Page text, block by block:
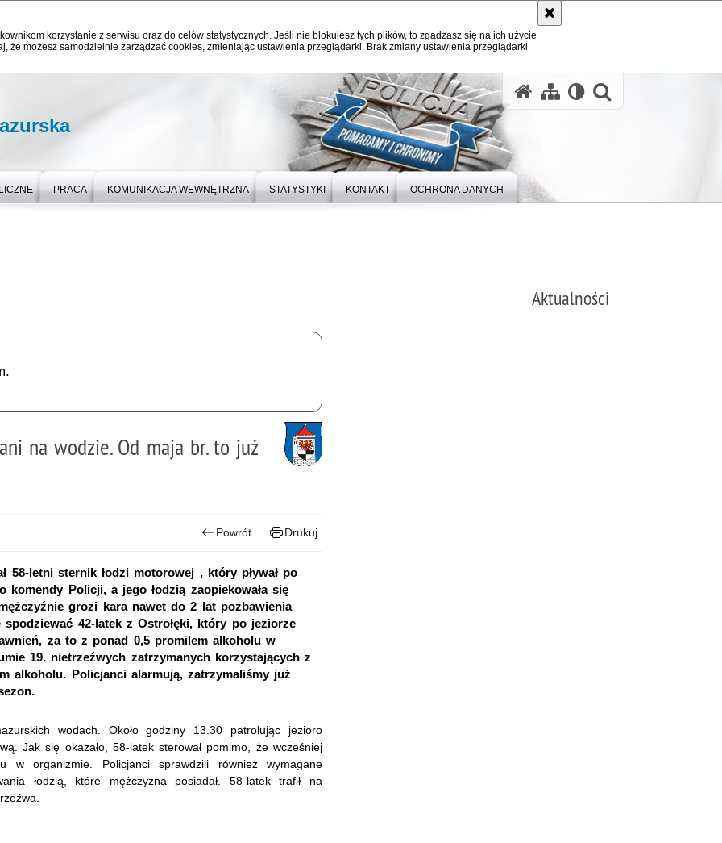
korzystanie z serwisu oraz do celów statystycznych. Jeśli nie blokujesz tych plików, to zgadzasz się na ich użycie
że możesz samodzielnie zarządzać cookies, zmieniając ustawienia przeglądarki. Brak zmiany ustawienia przeglądarki
PRACA KOMUNIKACJA WEWNĘTRZNA STATYSTYKI KONTAKT OCHRONA DANYCH
Aktualności
na wodzie. Od maja br. to już
Powrót Drukuj
58-letni sternik łodzi motorowej , który pływał po
komendy Policji, a jego łodzią zaopiekowała się
grozi kara nawet do 2 lat pozbawienia
42-latek z Ostrołęki, który po jeziorze
za to z ponad 0,5 promilem alkoholu w
19. nietrzeźwych zatrzymanych korzystających z
alkoholu. Policjanci alarmują, zatrzymaliśmy już
wodach. Około godziny 13.30 patrolując jezioro
Jak się okazało, 58-latek sterował pomimo, że wcześniej
w organizmie. Policjanci sprawdzili również wymagane
łodzią, które mężczyzna posiadał. 58-latek trafił na